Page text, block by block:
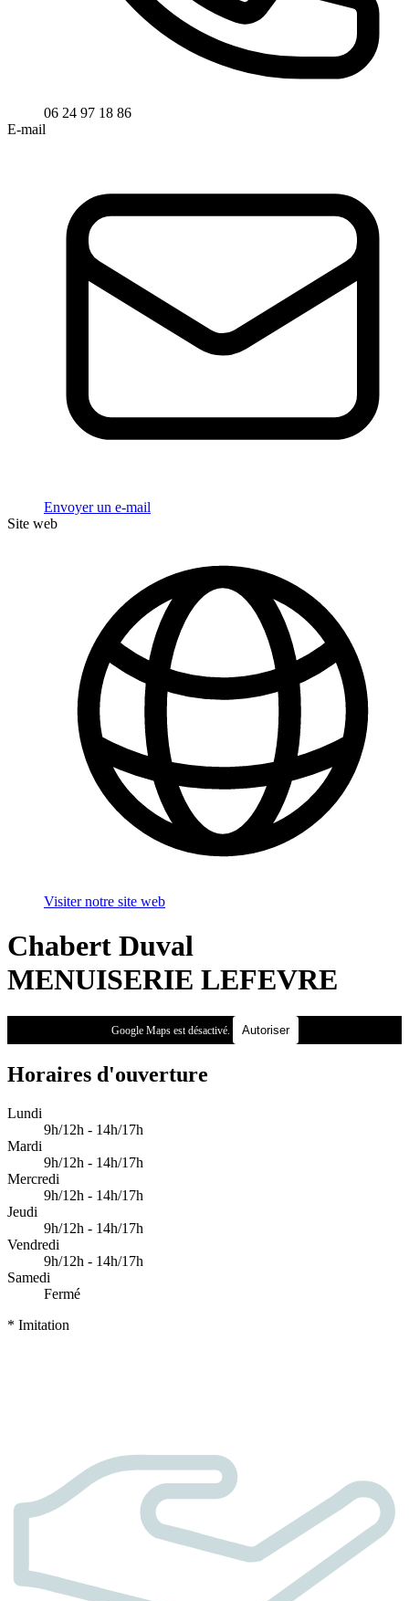
06 24 97 18 86
E-mail
Envoyer un e-mail
Site web
Visiter notre site web
Chabert Duval
MENUISERIE LEFEVRE
Google Maps est désactivé. Autoriser
Horaires d'ouverture
Lundi
9h/12h - 14h/17h
Mardi
9h/12h - 14h/17h
Mercredi
9h/12h - 14h/17h
Jeudi
9h/12h - 14h/17h
Vendredi
9h/12h - 14h/17h
Samedi
Fermé
* Imitation